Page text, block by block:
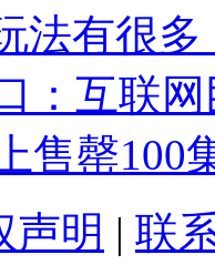
法有很多
：互联
售罄100
声明 | 联